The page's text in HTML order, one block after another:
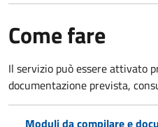
Come fare
Il servizio può essere attivato
documentazione prevista,
Moduli da compilare e